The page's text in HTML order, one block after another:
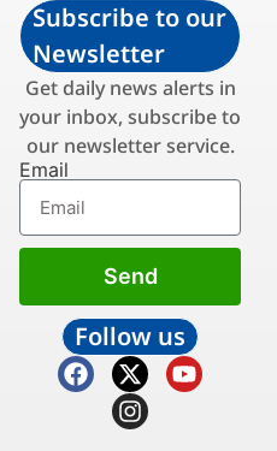
Subscribe to our
Newsletter
Get daily news alerts in
your inbox, subscribe to
our newsletter service.
Email
Send
Follow us